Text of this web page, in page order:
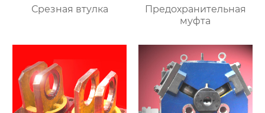
Срезная втулка
Предохранительная
муфта